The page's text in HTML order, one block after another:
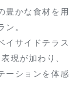
豊かな食材を用
ン。
イサイドテラス
現が加わり、
ーションを体感